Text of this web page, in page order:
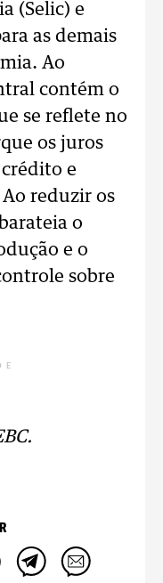
(Selic) e
as demais
Ao
contém o
se reflete no
os juros
e
reduzir os
o
e o
sobre